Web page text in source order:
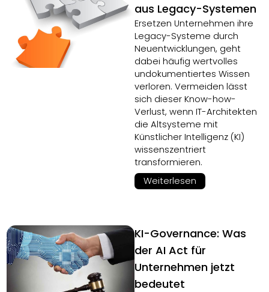
aus Legacy-Systemen
Ersetzen Unternehmen ihre
Legacy-Systeme durch
Neuentwicklungen, geht
dabei häufig wertvolles
undokumentiertes Wissen
verloren. Vermeiden lässt
sich dieser Know-how-
Verlust, wenn IT-Architekten
die Altsysteme mit
Künstlicher Intelligenz (KI)
wissenszentriert
transformieren.
Weiterlesen
KI-Governance: Was
der AI Act für
Unternehmen jetzt
bedeutet